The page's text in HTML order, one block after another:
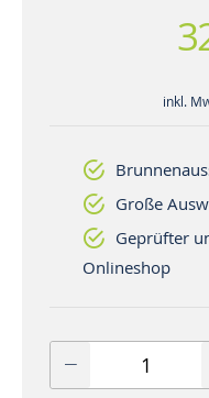
inkl.
Große
Geprüfter
Onlineshop